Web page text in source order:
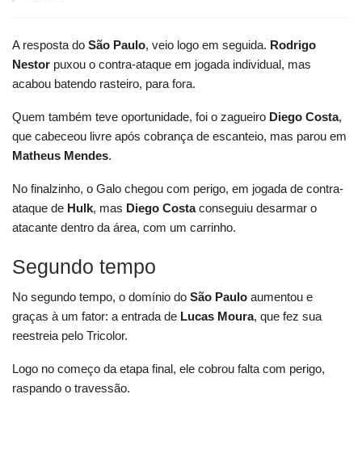
A resposta do São Paulo, veio logo em seguida. Rodrigo
Nestor puxou o contra-ataque em jogada individual, mas
acabou batendo rasteiro, para fora.
Quem também teve oportunidade, foi o zagueiro Diego Costa,
que cabeceou livre após cobrança de escanteio, mas parou em
Matheus Mendes.
No finalzinho, o Galo chegou com perigo, em jogada de contra-
ataque de Hulk, mas Diego Costaconseguiu desarmar o
atacante dentro da área, com um carrinho.
Segundo tempo
No segundo tempo, o domínio do São Paulo aumentou e
graças à um fator: a entrada de Lucas Moura, que fez sua
reestreia pelo Tricolor.
Logo no começo da etapa final, ele cobrou falta com perigo,
raspando o travessão.